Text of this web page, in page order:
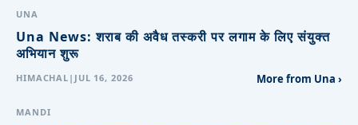
UNA
Una News: शराब की अवैध तस्करी पर लगाम के लिए संयुक्त
अभियान शुरू
HIMACHAL | JUL 16, 2026 More from Una ›
MANDI